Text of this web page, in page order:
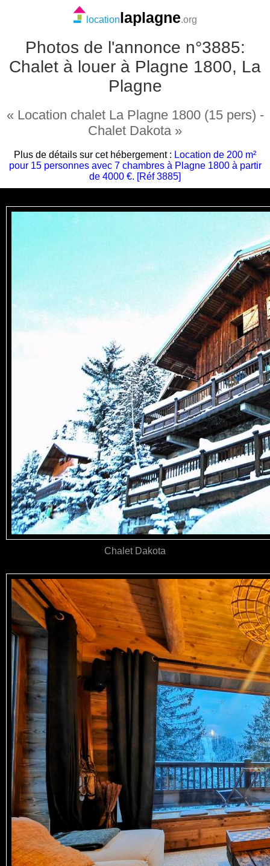
locationlaplagne.org
Photos de l'annonce n°3885:
Chalet à louer à Plagne 1800, La
Plagne
« Location chalet La Plagne 1800 (15 pers) -
Chalet Dakota »
Plus de détails sur cet hébergement : Location de 200 m²
pour 15 personnes avec 7 chambres à Plagne 1800 à partir
de 4000 €. [Réf 3885]
Chalet Dakota